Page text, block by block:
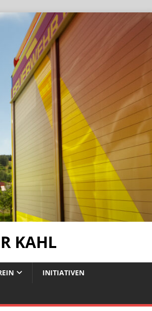
KAHL
INITIATIVEN